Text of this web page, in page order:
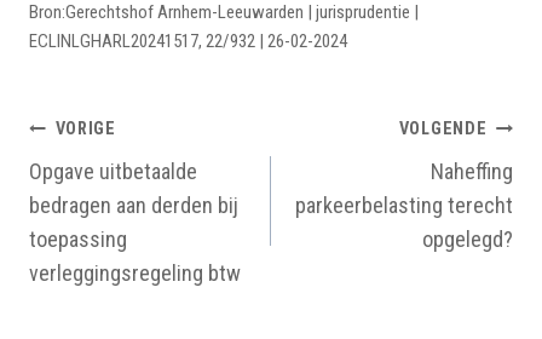
Bron:Gerechtshof Arnhem-Leeuwarden | jurisprudentie |
ECLINLGHARL20241517, 22/932 | 26-02-2024
BERICHTNAVIGATIE
VORIGE
Opgave uitbetaalde
bedragen aan derden bij
toepassing
verleggingsregeling btw
VOLGENDE
Naheffing
parkeerbelasting terecht
opgelegd?